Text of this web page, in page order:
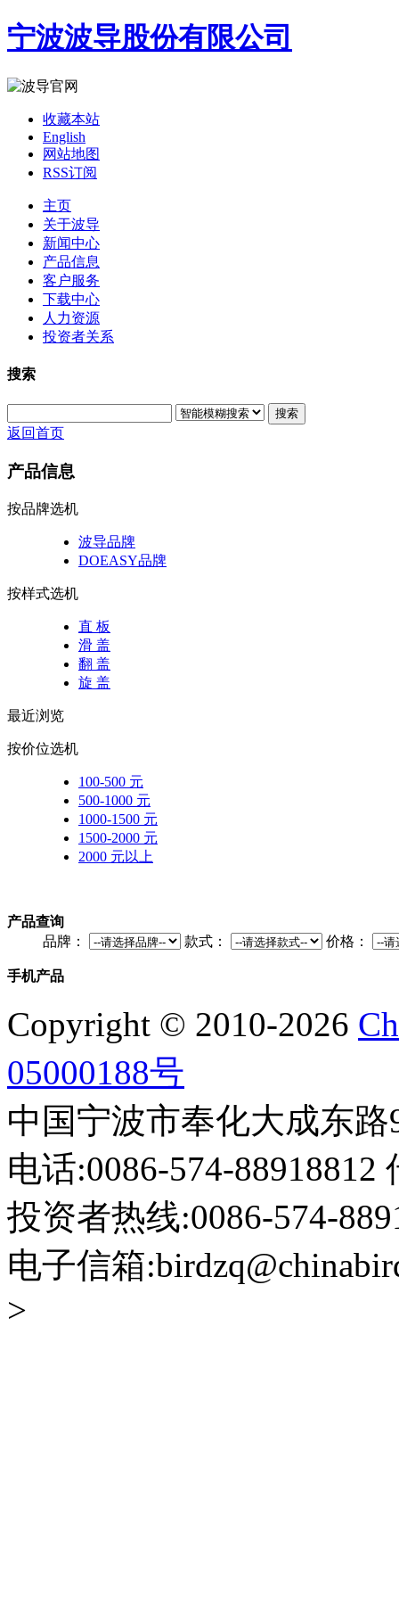
宁波波导股份有限公司
收藏本站
English
网站地图
RSS订阅
主页
关于波导
新闻中心
产品信息
客户服务
下载中心
人力资源
投资者关系
搜索
搜索
返回首页
产品信息
按品牌选机
波导品牌
DOEASY品牌
按样式选机
直 板
滑 盖
翻 盖
旋 盖
最近浏览
按价位选机
100-500 元
500-1000 元
1000-1500 元
1500-2000 元
2000 元以上
产品查询
品牌：
款式： 价格：
手机产品
Copyright © 2010-2026
05000188号
中国宁波市奉化大成东路
电话:0086-574-88918812
投资者热线:0086-574-
电子信箱
>